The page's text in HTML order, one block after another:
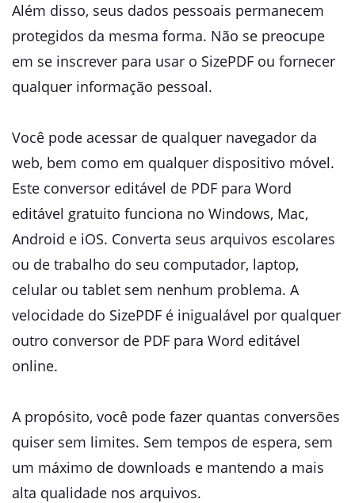
Além disso, seus dados pessoais permanecem
protegidos da mesma forma. Não se preocupe
em se inscrever para usar o SizePDF ou fornecer
qualquer informação pessoal.
Você pode acessar de qualquer navegador da
web, bem como em qualquer dispositivo móvel.
Este conversor editável de PDF para Word
editável gratuito funciona no Windows, Mac,
Android e iOS. Converta seus arquivos escolares
ou de trabalho do seu computador, laptop,
celular ou tablet sem nenhum problema. A
velocidade do SizePDF é inigualável por qualquer
outro conversor de PDF para Word editável
online.
A propósito, você pode fazer quantas conversões
quiser sem limites. Sem tempos de espera, sem
um máximo de downloads e mantendo a mais
alta qualidade nos arquivos.